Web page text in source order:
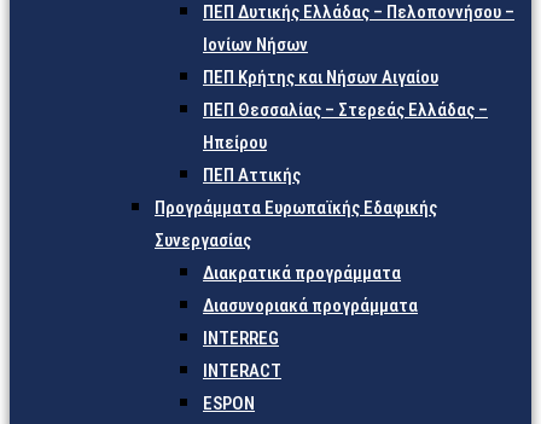
ΠΕΠ Δυτικής Ελλάδας – Πελοποννήσου –
Ιονίων Νήσων
ΠΕΠ Κρήτης και Νήσων Αιγαίου
ΠΕΠ Θεσσαλίας – Στερεάς Ελλάδας –
Ηπείρου
ΠΕΠ Αττικής
Προγράμματα Ευρωπαϊκής Εδαφικής
Συνεργασίας
Διακρατικά προγράμματα
Διασυνοριακά προγράμματα
INTERREG
INTERACT
ESPON